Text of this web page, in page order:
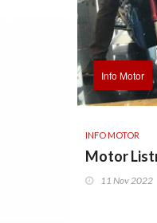
Info Motor
INFO MOTOR
Motor
11 Nov 2022